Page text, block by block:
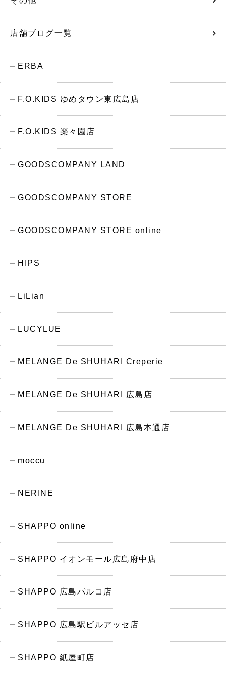
店舗ブログ一覧
ERBA
F.O.KIDS ゆめタウン東広島店
F.O.KIDS 楽々園店
GOODSCOMPANY LAND
GOODSCOMPANY STORE
GOODSCOMPANY STORE online
HIPS
LiLian
LUCYLUE
MELANGE De SHUHARI Creperie
MELANGE De SHUHARI 広島店
MELANGE De SHUHARI 広島本通店
moccu
NERINE
SHAPPO online
SHAPPO イオンモール広島府中店
SHAPPO 広島パルコ店
SHAPPO 広島駅ビルアッセ店
SHAPPO 紙屋町店